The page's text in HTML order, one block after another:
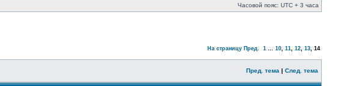
Часовой пояс: UTC + 3 часа
На страницу Пред. 1 ... 10, 11, 12, 13, 14
Пред. тема | След. тема